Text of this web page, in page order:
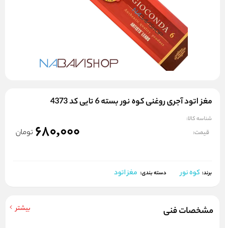
مغز اتود آجری روغنی کوه نور بسته 6 تایی کد 4373
شناسه کالا:
قیمت: 680,000 تومان
برند: کوه نور دسته بندی: مغز اتود
مشخصات فنی بیشتر